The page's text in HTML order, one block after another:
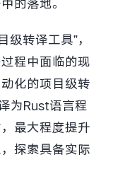
的落地。
转译工具”，
程中面临的现
化的项目级转
为Rust语言程
最大程度提升
探索具备实际